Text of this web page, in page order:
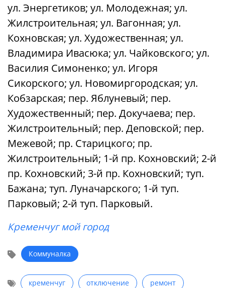
ул. Энергетиков; ул. Молодежная; ул.
Жилстроительная; ул. Вагонная; ул.
Кохновская; ул. Художественная; ул.
Владимира Ивасюка; ул. Чайковского; ул.
Василия Симоненко; ул. Игоря
Сикорского; ул. Новомиргородская; ул.
Кобзарская; пер. Яблуневый; пер.
Художественный; пер. Докучаева; пер.
Жилстроительный; пер. Деповской; пер.
Межевой; пр. Старицкого; пр.
Жилстроительный; 1-й пр. Кохновский; 2-й
пр. Кохновский; 3-й пр. Кохновский; туп.
Бажана; туп. Луначарского; 1-й туп.
Парковый; 2-й туп. Парковый.
Кременчуг мой город
Коммуналка
кременчуг отключение ремонт